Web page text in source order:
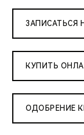
ЗАПИСАТЬСЯ
КУПИТЬ
ОДОБРЕНИЕ